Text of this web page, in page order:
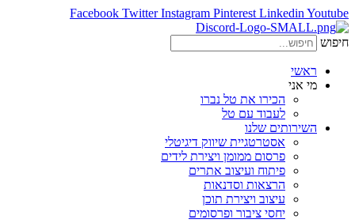
Facebook Twitter Instagram Pinterest Linkedin Youtube
חיפוש
ראשי
מי אני
הכירו את טל נברו
לעבוד עם טל
השירותים שלנו
אסטרטגיית שיווק דיגיטלי
פרסום ממומן ויצירת לידים
פיתוח ועיצוב אתרים
הרצאות וסדנאות
עיצוב ויצירת תוכן
יחסי ציבור ופרסומים